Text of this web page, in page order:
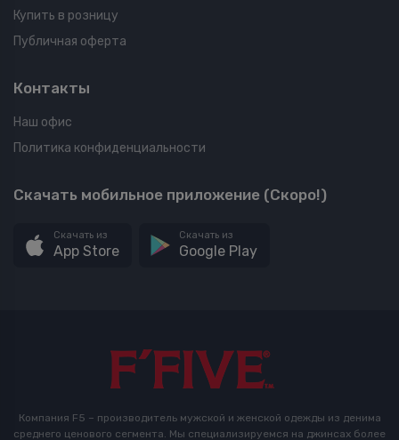
Купить в розницу
Публичная оферта
Контакты
Наш офис
Политика конфиденциальности
Скачать мобильное приложение (Скоро!)
Скачать из
App Store
Скачать из
Google Play
Компания F5 – производитель мужской и женской одежды из денима
среднего ценового сегмента. Мы специализируемся на джинсах более